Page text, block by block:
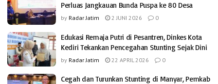
Perluas Jangkauan Bunda Puspa ke 80 Desa
by Radar Jatim 2 JUNI 2026 0
Edukasi Remaja Putri di Pesantren, Dinkes Kota
Kediri Tekankan Pencegahan Stunting Sejak Dini
by Radar Jatim 22 APRIL 2026 0
Cegah dan Turunkan Stunting di Manyar, Pemkab